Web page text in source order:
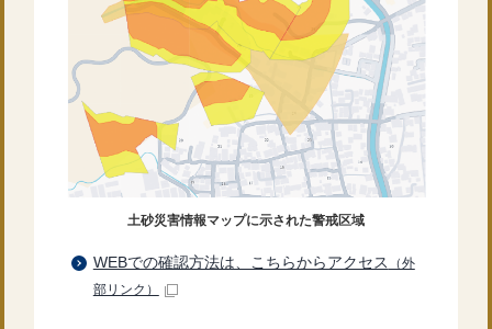
土砂災害情報マップに示された警戒区域
WEBでの確認方法は、こちらからアクセス
（外
部リンク）